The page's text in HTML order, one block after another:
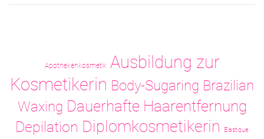
Apothekenkosmetik Ausbildung zur
Kosmetikerin Body-Sugaring Brazilian
Waxing Dauerhafte Haarentfernung
Depilation Diplomkosmetikerin Elastique